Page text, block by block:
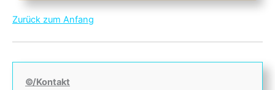
Zurück zum Anfang
©/Kontakt